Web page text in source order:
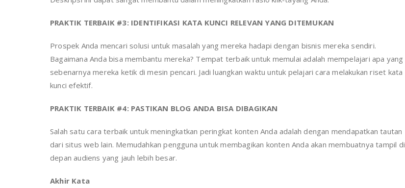
PRAKTIK TERBAIK #3: IDENTIFIKASI KATA KUNCI RELEVAN YANG DITEMUKAN
Prospek Anda mencari solusi untuk masalah yang mereka hadapi dengan bisnis mereka sendiri.
Bagaimana Anda bisa membantu mereka? Tempat terbaik untuk memulai adalah mempelajari apa yang
sebenarnya mereka ketik di mesin pencari. Jadi luangkan waktu untuk pelajari cara melakukan riset kata
kunci efektif.
PRAKTIK TERBAIK #4: PASTIKAN BLOG ANDA BISA DIBAGIKAN
Salah satu cara terbaik untuk meningkatkan peringkat konten Anda adalah dengan mendapatkan tautan
dari situs web lain. Memudahkan pengguna untuk membagikan konten Anda akan membuatnya tampil di
depan audiens yang jauh lebih besar.
Akhir Kata